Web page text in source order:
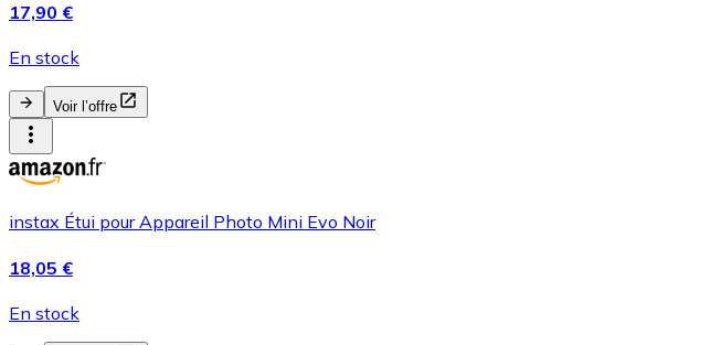
17,90 €
En stock
Voir l’offre
instax Étui pour Appareil Photo Mini Evo Noir
18,05 €
En stock